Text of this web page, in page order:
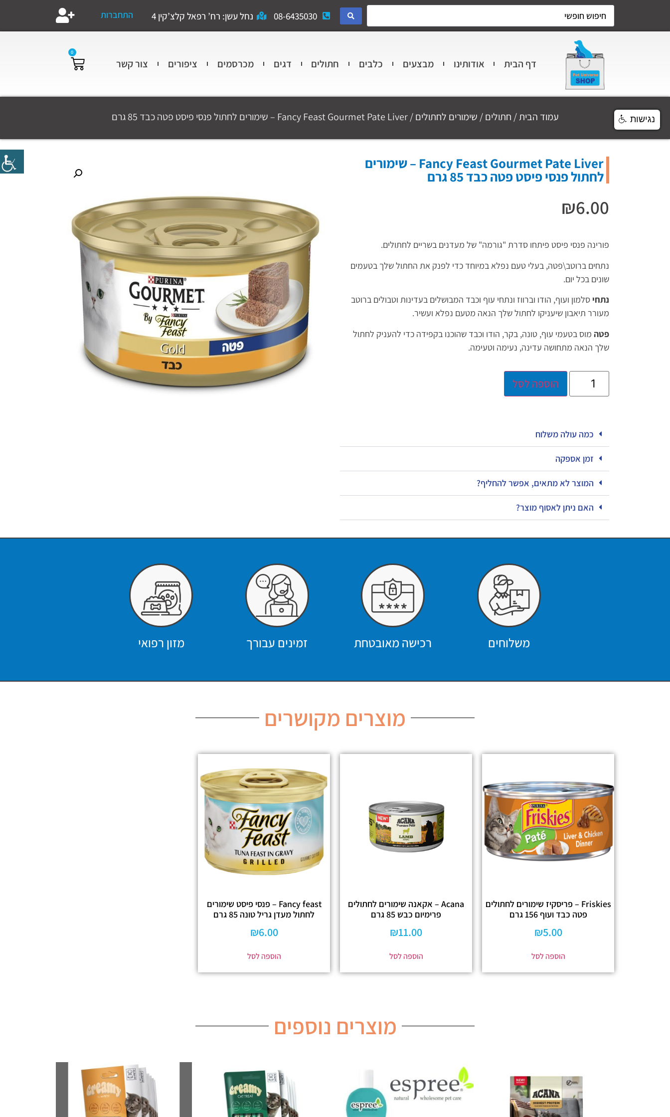
08-6435030 נחל עשן: רח’ רפאל קלצ’קין 4 התחברות
דף הבית אודותינו מבצעים כלבים חתולים דגים מכרסמים ציפורים צור קשר
0
עמוד הבית/ חתולים/ שימורים לחתולים/ Fancy Feast Gourmet Pate Liver – שימורים לחתול פנסי פיסט פטה כבד 85 גרם
Fancy Feast Gourmet Pate Liver – שימורים
לחתול פנסי פיסט פטה כבד 85 גרם
₪6.00
פורינה פנסי פיסט פיתחו סדרת "גורמה" של מעדנים בשריים לחתולים.
נתחים ברוטב\פטה, בעלי טעם נפלא במיוחד כדי לפנק את החתול שלך בטעמים
שונים בכל יום.
נתחי סלמון ועוף, הודו וברווז ונתחי עוף וכבד המבושלים בעדינות וטבולים ברוטב
מעורר תיאבון שיעניקו לחתול שלך הנאה מטעם נפלא ועשיר.
פטה מוס בטעמי עוף, טונה, בקר, הודו וכבד שהוכנו בקפידה כדי להעניק לחתול
שלך הנאה מתחושה עדינה, נעימה וטעימה.
הוספה לסל
כמה עולה משלוח
זמן אספקה
המוצר לא מתאים, אפשר להחליף?
האם ניתן לאסוף מוצר?
משלוחים רכישה מאובטחת זמינים עבורך מזון רפואי
מוצרים מקושרים
Friskies – פריסקיז שימורים לחתולים
פטה כבד ועוף 156 גרם
₪5.00
הוספה לסל
Acana – אקאנה שימורים לחתולים
פרימיום כבש 85 גרם
₪11.00
הוספה לסל
Fancy feast – פנסי פיסט שימורים
לחתול מעדן גריל טונה 85 גרם
₪6.00
הוספה לסל
מוצרים נוספים
נגישות